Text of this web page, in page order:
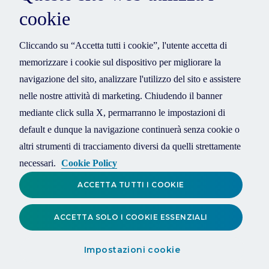
cookie
Cliccando su “Accetta tutti i cookie”, l'utente accetta di
memorizzare i cookie sul dispositivo per migliorare la
navigazione del sito, analizzare l'utilizzo del sito e assistere
nelle nostre attività di marketing. Chiudendo il banner
mediante click sulla X, permarranno le impostazioni di
default e dunque la navigazione continuerà senza cookie o
altri strumenti di tracciamento diversi da quelli strettamente
necessari. Cookie Policy
Impostazioni cookie
ACCETTA SOLO I COOKIE ESSENZIALI
ACCETTA TUTTI I COOKIE